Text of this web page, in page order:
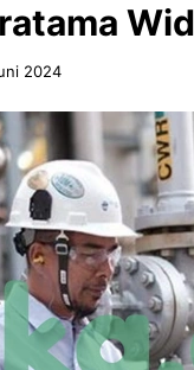
2024